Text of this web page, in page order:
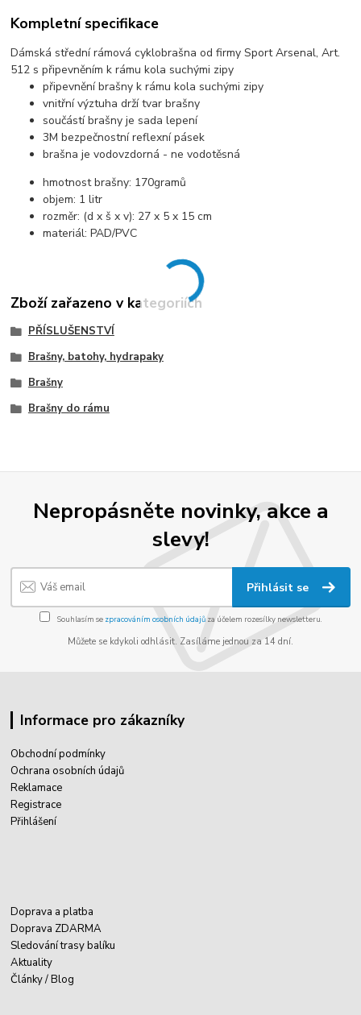
Kompletní specifikace
Dámská střední rámová cyklobrašna od firmy Sport Arsenal, Art.
512 s připevněním k rámu kola suchými zipy
připevnění brašny k rámu kola suchými zipy
vnitřní výztuha drží tvar brašny
součástí brašny je sada lepení
3M bezpečnostní reflexní pásek
brašna je vodovzdorná - ne vodotěsná
hmotnost brašny: 170gramů
objem: 1 litr
rozměr: (d x š x v): 27 x 5 x 15 cm
materiál: PAD/PVC
Zboží zařazeno v kategoriích
PŘÍSLUŠENSTVÍ
Brašny, batohy, hydrapaky
Brašny
Brašny do rámu
Nepropásněte novinky, akce a
slevy!
Přihlásit se
Souhlasím se zpracováním osobních údajůza účelem rozesílky newsletteru.
Můžete se kdykoli odhlásit. Zasíláme jednou za 14 dní.
Informace pro zákazníky
Obchodní podmínky
Ochrana osobních údajů
Reklamace
Registrace
Přihlášení
Doprava a platba
Doprava ZDARMA
Sledování trasy balíku
Aktuality
Články / Blog